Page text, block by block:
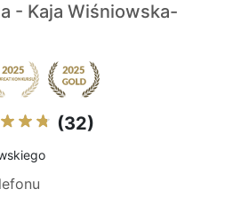
- Kaja Wiśniowska-
(32)